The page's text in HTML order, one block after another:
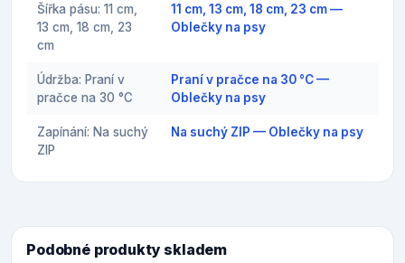
Šířka pásu: 11 cm,
13 cm, 18 cm, 23
cm
11 cm, 13 cm, 18 cm, 23 cm —
Oblečky na psy
Údržba: Praní v
pračce na 30 °C
Praní v pračce na 30 °C —
Oblečky na psy
Zapínání: Na suchý
ZIP
Na suchý ZIP — Oblečky na psy
Podobné produkty skladem